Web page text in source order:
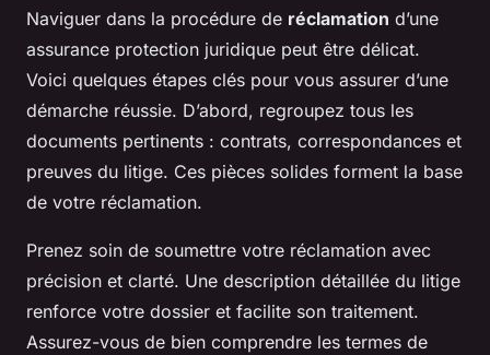
Naviguer dans la procédure de réclamation d’une
assurance protection juridique peut être délicat.
Voici quelques étapes clés pour vous assurer d’une
démarche réussie. D’abord, regroupez tous les
documents pertinents : contrats, correspondances et
preuves du litige. Ces pièces solides forment la base
de votre réclamation.
Prenez soin de soumettre votre réclamation avec
précision et clarté. Une description détaillée du litige
renforce votre dossier et facilite son traitement.
Assurez-vous de bien comprendre les termes de